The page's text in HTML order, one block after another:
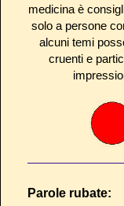
medicina è
solo a persone
alcuni temi
cruenti e
Parole rubate: